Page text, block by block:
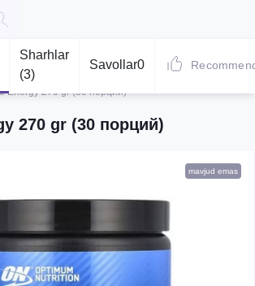
Energy 270 gr (30 порций)
270 gr (30 порций)
Sharhlar
(3)
Savollar0
mavjud emas